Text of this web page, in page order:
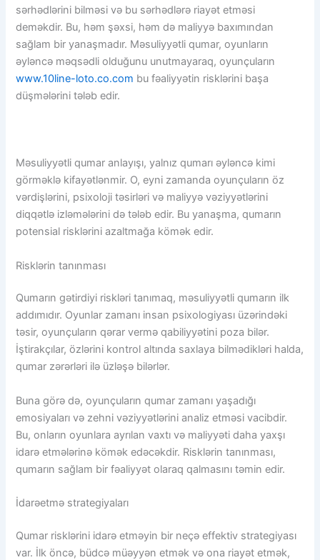
sərhədlərini bilməsi və bu sərhədlərə riayət etməsi
deməkdir. Bu, həm şəxsi, həm də maliyyə baxımından
sağlam bir yanaşmadır. Məsuliyyətli qumar, oyunların
əyləncə məqsədli olduğunu unutmayaraq, oyunçuların
www.10line-loto.co.com bu fəaliyyətin risklərini başa
düşmələrini tələb edir.
Məsuliyyətli qumar anlayışı, yalnız qumarı əyləncə kimi
görməklə kifayətlənmir. O, eyni zamanda oyunçuların öz
vərdişlərini, psixoloji təsirləri və maliyyə vəziyyətlərini
diqqətlə izləmələrini də tələb edir. Bu yanaşma, qumarın
potensial risklərini azaltmağa kömək edir.
Risklərin tanınması
Qumarın gətirdiyi riskləri tanımaq, məsuliyyətli qumarın ilk
addımıdır. Oyunlar zamanı insan psixologiyası üzərindəki
təsir, oyunçuların qərar vermə qabiliyyətini poza bilər.
İştirakçılar, özlərini kontrol altında saxlaya bilmədikləri halda,
qumar zərərləri ilə üzləşə bilərlər.
Buna görə də, oyunçuların qumar zamanı yaşadığı
emosiyaları və zehni vəziyyətlərini analiz etməsi vacibdir.
Bu, onların oyunlara ayrılan vaxtı və maliyyəti daha yaxşı
idarə etmələrinə kömək edəcəkdir. Risklərin tanınması,
qumarın sağlam bir fəaliyyət olaraq qalmasını təmin edir.
İdarəetmə strategiyaları
Qumar risklərini idarə etməyin bir neçə effektiv strategiyası
var. İlk öncə, büdcə müəyyən etmək və ona riayət etmək,